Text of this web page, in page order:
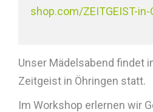
shop.com/ZEITGEIST-in-
Unser Mädelsabend findet
Zeitgeist in Öhringen statt.
Im Workshop erlernen wir